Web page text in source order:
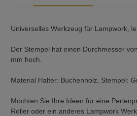
Universelles Werkzeug für Lampwork,
Der Stempel hat einen Durchmesser
mm hoch.
Material Halter: Buchenholz, Stempel:
Möchten Sie Ihre Ideen für eine
Roller oder ein anderes Lampwork